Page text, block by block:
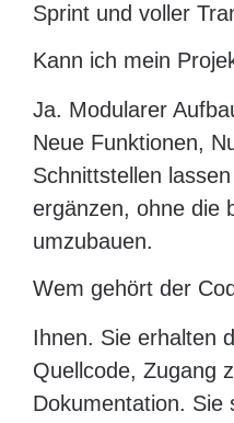
Sprint und voller
Kann ich mein
Ja. Modularer
Neue Funktionen,
Schnittstellen
ergänzen, ohne die
umzubauen.
Wem gehört der
Ihnen. Sie erhalten
Quellcode, Zugang
Dokumentation. Sie